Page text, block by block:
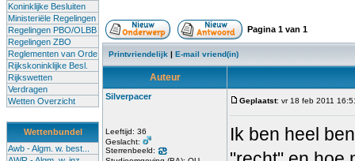
Koninklijke Besluiten
Ministeriële Regelingen
Regelingen PBO/OLBB
Regelingen ZBO
Reglementen van Orde
Rijkskoninklijke Besl.
Rijkswetten
Verdragen
Wetten Overzicht
Wettenbundel
Awb - Algm. w. best...
Pagina 1 van 1
Printvriendelijk | E-mail vriend(in)
Auteur
Silverpacer
Leeftijd: 36
Geslacht:
Sterrenbeeld:
Geplaatst: vr 18 feb 2011
Ik ben heel